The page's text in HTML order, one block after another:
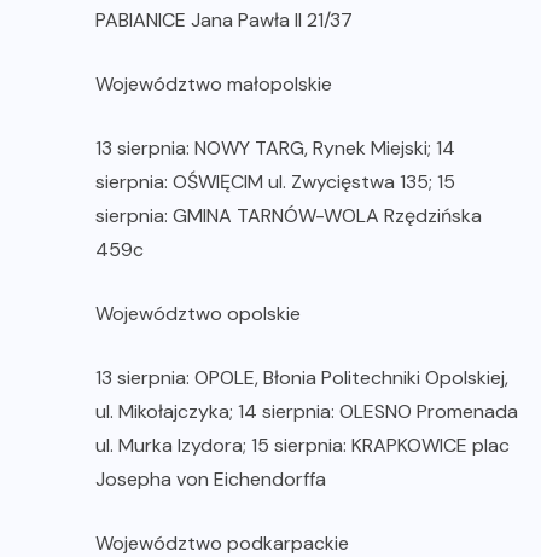
PABIANICE Jana Pawła II 21/37
Województwo małopolskie
13 sierpnia: NOWY TARG, Rynek Miejski; 14
sierpnia: OŚWIĘCIM ul. Zwycięstwa 135; 15
sierpnia: GMINA TARNÓW-WOLA Rzędzińska
459c
Województwo opolskie
13 sierpnia: OPOLE, Błonia Politechniki Opolskiej,
ul. Mikołajczyka; 14 sierpnia: OLESNO Promenada
ul. Murka Izydora; 15 sierpnia: KRAPKOWICE plac
Josepha von Eichendorffa
Województwo podkarpackie